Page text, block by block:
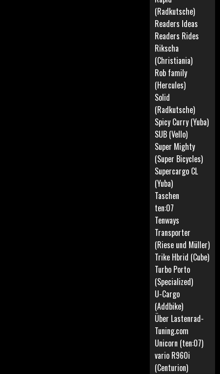
(Radkutsche)
Readers Ideas
Readers Rides
Rikscha
(Christiania)
Rob family
(Hercules)
Solid
(Radkutsche)
Spicy Curry (Yuba)
SUB (Vello)
Super Mighty
(Super Bicycles)
Supercargo CL
(Yuba)
Taschen
ten:07
Tenways
Transporter
(Riese und Müller)
Trike Hbrid (Cube)
Turbo Porto
(Specialized)
U-Cargo
(Addbike)
Über Lastenrad-
Tuning.com
Unicorn (ten:07)
vario R960i
(Centurion)